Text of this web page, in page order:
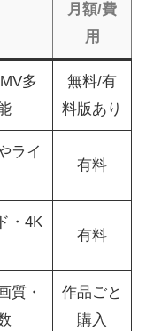
月額/費
用
多
無料/有
料版あり
ライ
有料
・4K
有料
質・
作品ごと
購入